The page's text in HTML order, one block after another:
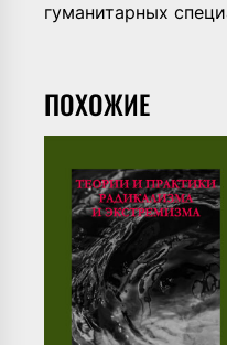
гуманитарных
ПОХОЖИЕ